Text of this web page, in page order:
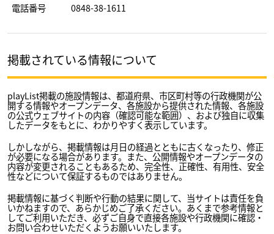
電話番号 0848-38-1611
掲載されている情報について
playList掲載の施設情報は、都道府県、市区町村等の行政機関が公
開する情報やオープンデータ、各施設から提供された情報、各施設
の公式ウェブサイトの内容（確認可能な範囲）、および独自に収集
したデータをもとに、わかりやすく表示しています。
しかしながら、掲載情報は月日の経過とともに古くなったり、修正
が必要になる場合があります。また、公開情報やオープンデータの
内容が変更されることもあるため、完全性、正確性、有用性、安全
性などについて保証するものではありません。
掲載情報に基づく判断や行動の結果に関して、当サイトは責任を負
いかねますので、あらかじめご了承ください。あくまで参考情報と
してご利用いただき、必ずご自身で直接各施設や行政機関に確認・
お問い合わせいただくようお願いいたします。